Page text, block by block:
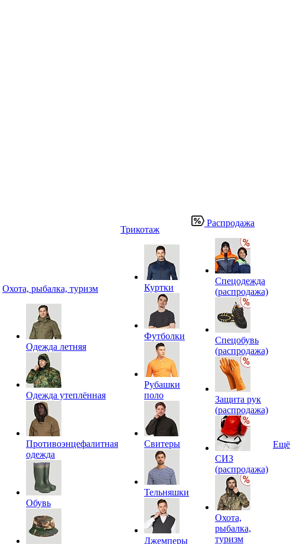
Охота, рыбалка, туризм
Одежда летняя
Одежда утеплённая
Противоэнцефалитная
одежда
Обувь
Трикотаж
Куртки
Футболки
Рубашки
поло
Свитеры
Тельняшки
Джемперы
Распродажа
Спецодежда
(распродажа)
Спецобувь
(распродажа)
Защита рук
(распродажа)
СИЗ
(распродажа)
Охота,
рыбалка,
туризм
Ещё